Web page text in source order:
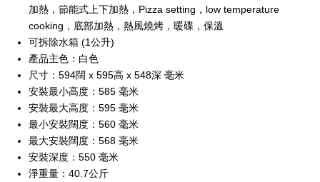
加熱，節能式上下加熱，Pizza setting，low temperature
cooking，底部加熱，熱風燒烤，暖碟，保溫
可拆除水箱 (1公升)
產品主色：白色
尺寸：594闊 x 595高 x 548深 毫米
安裝最小高度：585 毫米
安裝最大高度：595 毫米
最小安裝闊度：560 毫米
最大安裝闊度：568 毫米
安裝深度：550 毫米
淨重量：40.7公斤